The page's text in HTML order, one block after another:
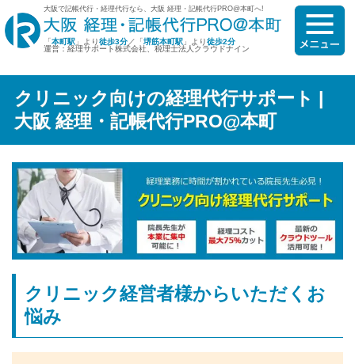
大阪で記帳代行・経理代行なら、大阪 経理・記帳代行PRO@本町へ!
「本町駅 」より徒歩3分／「堺筋本町駅 」より徒歩2分
運営：経理サポート株式会社、税理士法人クラウドナイン
クリニック向けの経理代行サポート |
大阪 経理・記帳代行PRO@本町
クリニック経営者様からいただくお
悩み